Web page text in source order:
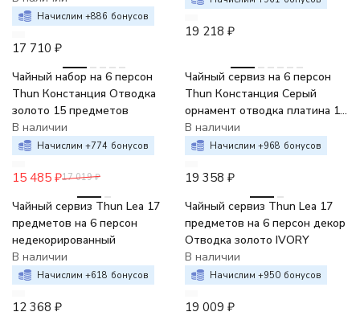
Начислим +886 бонусов
17 710 ₽
19 218 ₽
-9%
Чайный набор на 6 персон
Thun Констанция Отводка
золото 15 предметов
В наличии
Начислим +774 бонусов
15 485 ₽17 019 ₽
Чайный сервиз на 6 персон
Thun Констанция Серый
орнамент отводка платина 15
предметов
В наличии
Начислим +968 бонусов
19 358 ₽
Чайный сервиз Thun Lea 17
предметов на 6 персон
недекорированный
В наличии
Начислим +618 бонусов
12 368 ₽
Чайный сервиз Thun Lea 17
предметов на 6 персон декор
Отводка золото IVORY
В наличии
Начислим +950 бонусов
19 009 ₽